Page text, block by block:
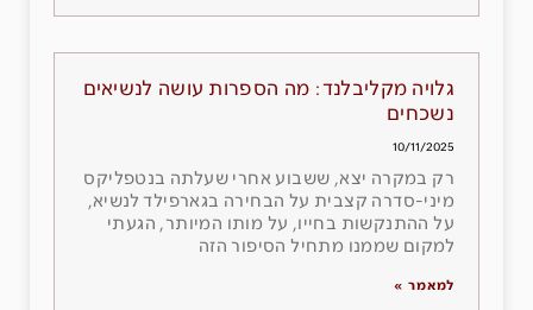
גלויה מקליבלנד: מה הספרות עושה לנשיאים
נשכחים
10/11/2025
רק במקרה יצא, ששבוע אחרי שעלתה בנטפליקס
מיני-סדרה קצבית על הבחירה בגארפילד לנשיא,
על ההתנקשות בחייו, על מותו המיותר, הגעתי
למקום שממנו מתחיל הסיפור הזה
למאמר »